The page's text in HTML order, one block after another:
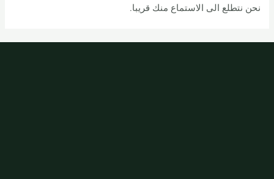
نحن نتطلع الى الاستماع منك قريبا.